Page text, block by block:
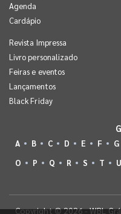
Agenda
Cardápio
Revista Impressa
Livro personalizado
Feiras e eventos
Lançamentos
Black Friday
A B C D E F G
O
P Q R S T U
Copyright © 2026 - WBL